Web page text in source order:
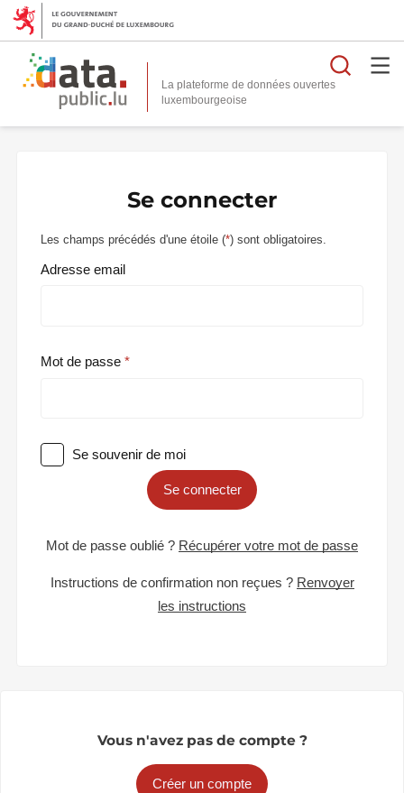
La plateforme de données ouvertes
Se connecter
Les champs précédés d'une étoile (*) sont obligatoires.
Adresse email
Mot de passe
Se souvenir de moi
Se connecter
Mot de passe oublié ? Récupérer votre mot de passe
Instructions de confirmation non reçues ? Renvoyer
les instructions
Vous n'avez pas de compte ?
Créer un compte